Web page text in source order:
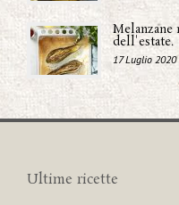
dell'estate.
17 Luglio 2020
Ultime ricette